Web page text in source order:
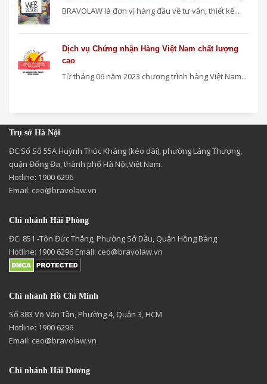
BRAVOLAW là đơn vị hàng đầu về tư vấn, thiết kế...
Dịch vụ Chứng nhận Hàng Việt Nam chất lượng
cao
Từ tháng 06 năm 2023 chương trình hàng Việt Nam...
Trụ sở Hà Nội
ĐC:Số Số 55A Huỳnh Thúc Kháng (kéo dài), phường Láng Thượng,
quận Đống Đa, thành phố Hà Nội,Việt Nam.
Hotline: 1900 6296
Email: ceo@bravolaw.vn
Chi nhánh Hải Phòng
ĐC: 851 -Tôn Đức Thắng, Phường Sở Dầu, Quận Hồng Bàng
Hotline: 1900 6296 Email: ceo@bravolaw.vn
Chi nhánh Hồ Chí Minh
Số 383 Võ Văn Tần, Phường 4, Quận 3, HCM
Hotline: 1900 6296
Email: ceo@bravolaw.vn
Chi nhánh Hải Dương